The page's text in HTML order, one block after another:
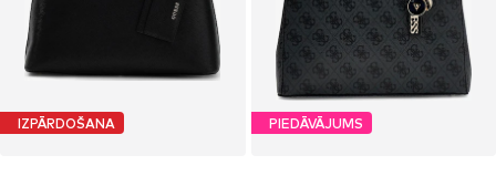
IZPĀRDOŠANA PIEDĀVĀJUMS